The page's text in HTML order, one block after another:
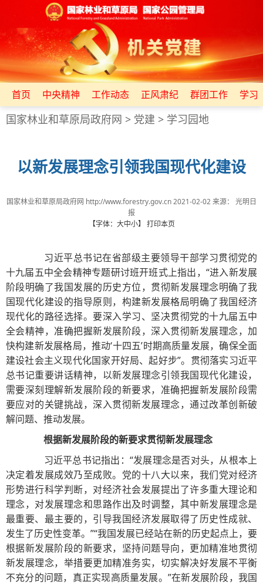
首页 中央精神 工作动态 正风肃纪 群团工作 学习
国家林业和草原局政府网 > 党建 > 学习园地
以新发展理念引领我国现代化建设
国家林业和草原局政府网 http://www.forestry.gov.cn2021-02-02来源： 光明日
报
【字体： 大中小】 打印本页
习近平总书记在省部级主要领导干部学习贯彻党的
十九届五中全会精神专题研讨班开班式上指出，“进入新发展
阶段明确了我国发展的历史方位，贯彻新发展理念明确了我
国现代化建设的指导原则，构建新发展格局明确了我国经济
现代化的路径选择。要深入学习、坚决贯彻党的十九届五中
全会精神，准确把握新发展阶段，深入贯彻新发展理念，加
快构建新发展格局，推动‘十四五’时期高质量发展，确保全面
建设社会主义现代化国家开好局、起好步”。贯彻落实习近平
总书记重要讲话精神，以新发展理念引领我国现代化建设，
需要深刻理解新发展阶段的新要求，准确把握新发展阶段需
要应对的关键挑战，深入贯彻新发展理念，通过改革创新破
解问题、推动发展。
根据新发展阶段的新要求贯彻新发展理念
习近平总书记指出：“发展理念是否对头，从根本上
决定着发展成效乃至成败。党的十八大以来，我们党对经济
形势进行科学判断，对经济社会发展提出了许多重大理论和
理念，对发展理念和思路作出及时调整，其中新发展理念是
最重要、最主要的，引导我国经济发展取得了历史性成就、
发生了历史性变革。”“我国发展已经站在新的历史起点上，要
根据新发展阶段的新要求，坚持问题导向，更加精准地贯彻
新发展理念，举措要更加精准务实，切实解决好发展不平衡
不充分的问题，真正实现高质量发展。”在新发展阶段，我国